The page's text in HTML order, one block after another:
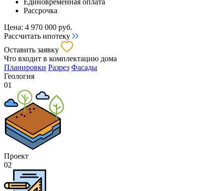
Единовременная оплата
Рассрочка
Цена: 4 970 000 руб.
Рассчитать ипотеку
Оставить заявку
Что входит в комплектацию дома
Планировки Разрез Фасады
Геология
01
Проект
02